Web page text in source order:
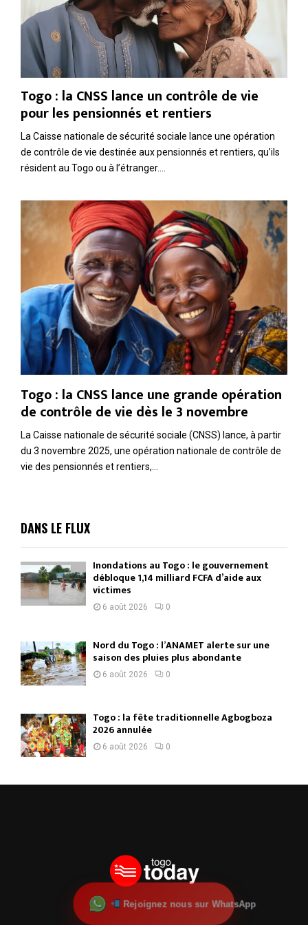
Togo : la CNSS lance un contrôle de vie
pour les pensionnés et rentiers
La Caisse nationale de sécurité sociale lance une opération
de contrôle de vie destinée aux pensionnés et rentiers, qu’ils
résident au Togo ou à l’étranger....
Togo : la CNSS lance une grande opération
de contrôle de vie dès le 3 novembre
La Caisse nationale de sécurité sociale (CNSS) lance, à partir
du 3 novembre 2025, une opération nationale de contrôle de
vie des pensionnés et rentiers,...
DANS LE FLUX
Inondations au Togo : le gouvernement
débloque 1,14 milliard FCFA d’aide aux
victimes
6 août 2026 0
Nord du Togo : l’ANAMET alerte sur une
saison des pluies plus abondante
6 août 2026 0
Togo : la fête traditionnelle Agbogboza
2026 annulée
6 août 2026 0
Rejoignez nous sur WhatsApp